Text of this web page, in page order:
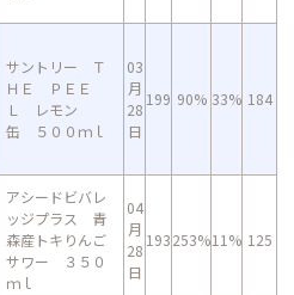
サントリー Ｔ
ＨＥ ＰＥＥ
Ｌ レモン
缶 ５００ｍｌ
03
月
28
日
199 90% 33% 184
アシードビバレ
ッジプラス 青
森産トキりんご
サワー ３５０
ｍｌ
04
月
28
日
193253%11% 125